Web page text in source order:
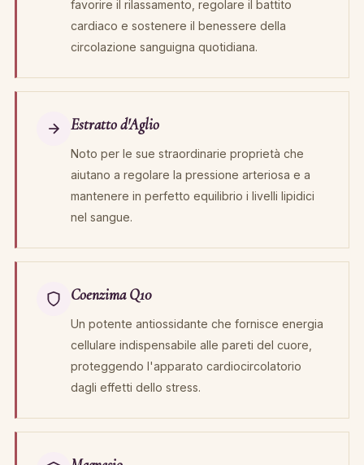
favorire il rilassamento, regolare il battito
cardiaco e sostenere il benessere della
circolazione sanguigna quotidiana.
Estratto d'Aglio
Noto per le sue straordinarie proprietà che
aiutano a regolare la pressione arteriosa e a
mantenere in perfetto equilibrio i livelli lipidici
nel sangue.
Coenzima Q10
Un potente antiossidante che fornisce energia
cellulare indispensabile alle pareti del cuore,
proteggendo l'apparato cardiocircolatorio
dagli effetti dello stress.